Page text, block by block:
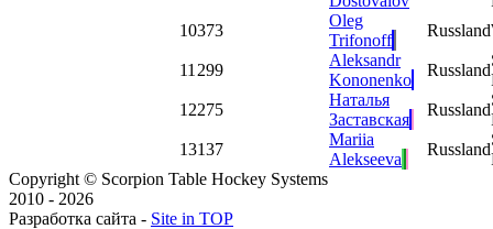
10373
Oleg
Trifonoff
Russland
11 299
Aleksandr
Kononenko
Russland
12275
Наталья
Заставская
Russland
13137
Mariia
Alekseeva
Russland
Copyright © Scorpion Table Hockey Systems
2010 - 2026
Разработка сайта - Site in TOP